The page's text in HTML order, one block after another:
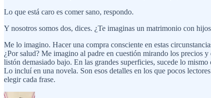
Lo que está caro es comer sano, respondo.
Y nosotros somos dos, dices. ¿Te imaginas un matrimonio con
Me lo imagino. Hacer una compra consciente en estas
¿Por salud? Me imagino al padre en cuestión mirando los precios
listón demasiado bajo. En las grandes superficies, sucede lo
Lo incluí en una novela. Son esos detalles en los que pocos
elegir cada frase.